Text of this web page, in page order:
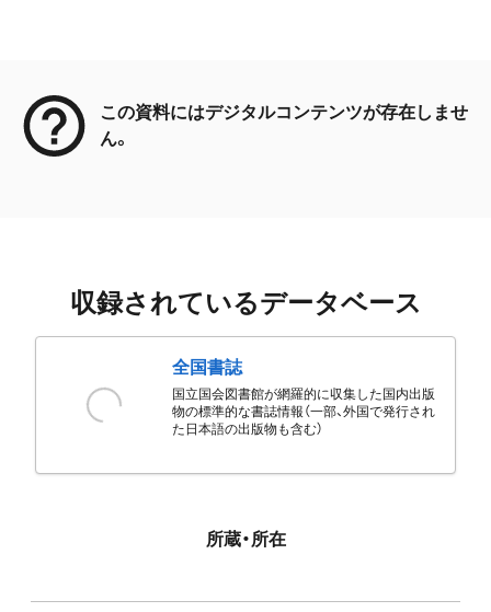
この資料にはデジタルコンテンツが存在しませ
ん。
収録されているデータベース
全国書誌
国立国会図書館が網羅的に収集した国内出版
物の標準的な書誌情報（一部、外国で発行され
た日本語の出版物も含む）
所蔵・所在